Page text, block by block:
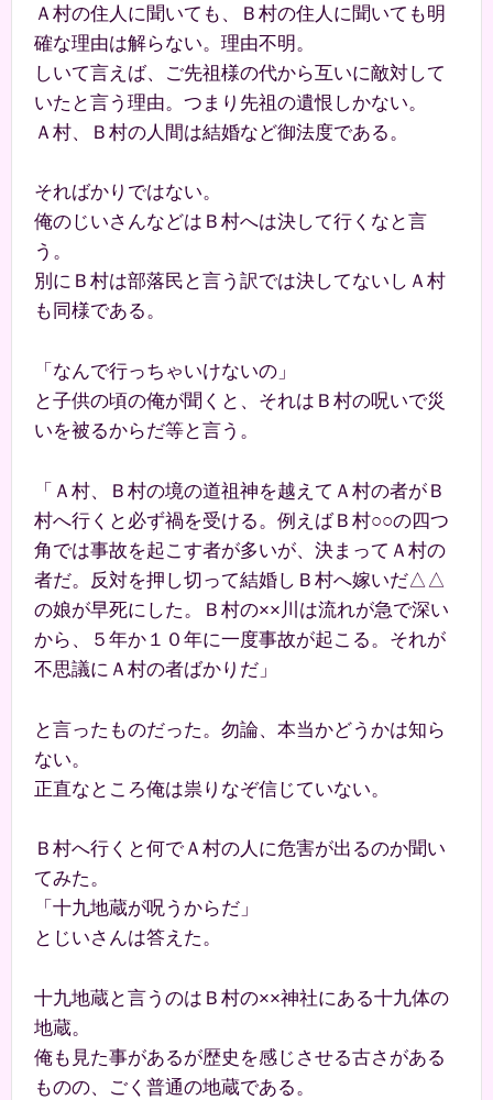
Ａ村の住人に聞いても、Ｂ村の住人に聞いても明
確な理由は解らない。理由不明。
しいて言えば、ご先祖様の代から互いに敵対して
いたと言う理由。つまり先祖の遺恨しかない。
Ａ村、Ｂ村の人間は結婚など御法度である。
そればかりではない。
俺のじいさんなどはＢ村へは決して行くなと言
う。
別にＢ村は部落民と言う訳では決してないしＡ村
も同様である。
「なんで行っちゃいけないの」
と子供の頃の俺が聞くと、それはＢ村の呪いで災
いを被るからだ等と言う。
「Ａ村、Ｂ村の境の道祖神を越えてＡ村の者がＢ
村へ行くと必ず禍を受ける。例えばＢ村○○の四つ
角では事故を起こす者が多いが、決まってＡ村の
者だ。反対を押し切って結婚しＢ村へ嫁いだ△△
の娘が早死にした。Ｂ村の××川は流れが急で深い
から、５年か１０年に一度事故が起こる。それが
不思議にＡ村の者ばかりだ」
と言ったものだった。勿論、本当かどうかは知ら
ない。
正直なところ俺は祟りなぞ信じていない。
Ｂ村へ行くと何でＡ村の人に危害が出るのか聞い
てみた。
「十九地蔵が呪うからだ」
とじいさんは答えた。
十九地蔵と言うのはＢ村の××神社にある十九体の
地蔵。
俺も見た事があるが歴史を感じさせる古さがある
ものの、ごく普通の地蔵である。